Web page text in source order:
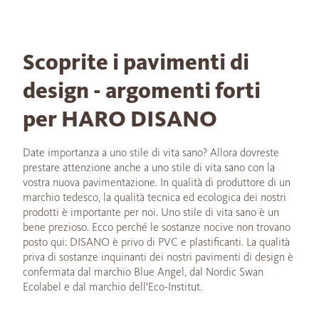
Scoprite i pavimenti di
design - argomenti forti
per HARO DISANO
Date importanza a uno stile di vita sano? Allora dovreste
prestare attenzione anche a uno stile di vita sano con la
vostra nuova pavimentazione. In qualità di produttore di un
marchio tedesco, la qualità tecnica ed ecologica dei nostri
prodotti è importante per noi. Uno stile di vita sano è un
bene prezioso. Ecco perché le sostanze nocive non trovano
posto qui: DISANO è privo di PVC e plastificanti. La qualità
priva di sostanze inquinanti dei nostri pavimenti di design è
confermata dal marchio Blue Angel, dal Nordic Swan
Ecolabel e dal marchio dell'Eco-Institut.